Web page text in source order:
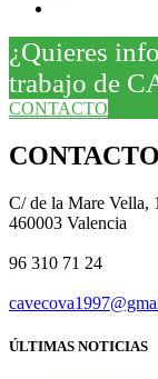
¿Quieres
trabajo de
CONTACTO
CONTACTO
C/ de la Mare Vella,
460003 Valencia
96 310 71 24
ÚLTIMAS NOTICIAS